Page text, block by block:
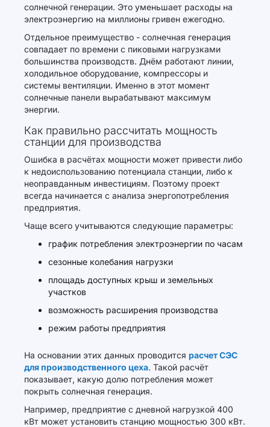
солнечной генерации. Это уменьшает расходы на
электроэнергию на миллионы гривен ежегодно.
Отдельное преимущество - солнечная генерация
совпадает по времени с пиковыми нагрузками
большинства производств. Днём работают линии,
холодильное оборудование, компрессоры и
системы вентиляции. Именно в этот момент
солнечные панели вырабатывают максимум
энергии.
Как правильно рассчитать мощность
станции для производства
Ошибка в расчётах мощности может привести либо
к недоиспользованию потенциала станции, либо к
неоправданным инвестициям. Поэтому проект
всегда начинается с анализа энергопотребления
предприятия.
Чаще всего учитываются следующие параметры:
график потребления электроэнергии по часам
сезонные колебания нагрузки
площадь доступных крыш и земельных
участков
возможность расширения производства
режим работы предприятия
На основании этих данных проводится расчет СЭС
для производственного цеха. Такой расчёт
показывает, какую долю потребления может
покрыть солнечная генерация.
Например, предприятие с дневной нагрузкой 400
кВт может установить станцию мощностью 300 кВт.